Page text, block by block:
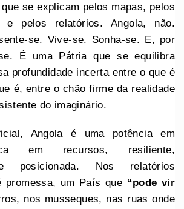
se explicam pelos mapas, pelos
e pelos relatórios. Angola, não.
se. Vive-se. Sonha-se. E, por
É uma Pátria que se equilibra
profundidade incerta entre o que é
é, entre o chão firme da realidade
do imaginário.
Angola é uma potência em
em recursos, resiliente,
posicionada. Nos relatórios
promessa, um País que “pode vir
nos musseques, nas ruas onde